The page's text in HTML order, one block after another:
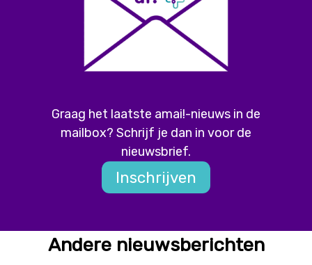
Graag het laatste amai!-nieuws in de
mailbox? Schrijf je dan in voor de
nieuwsbrief.
Inschrijven
Andere nieuwsberichten